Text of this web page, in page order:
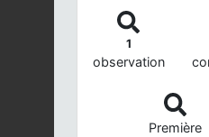
1
observation
Première